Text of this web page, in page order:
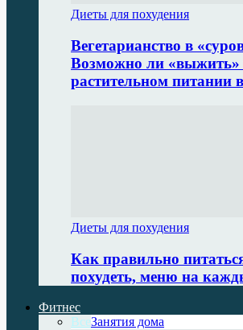
Диеты для похудения
Вегетарианство в
Возможно ли «выжить»
растительном питании
Диеты для похудения
Как правильно
похудеть, меню на
Фитнес
ВсеЗанятия дома